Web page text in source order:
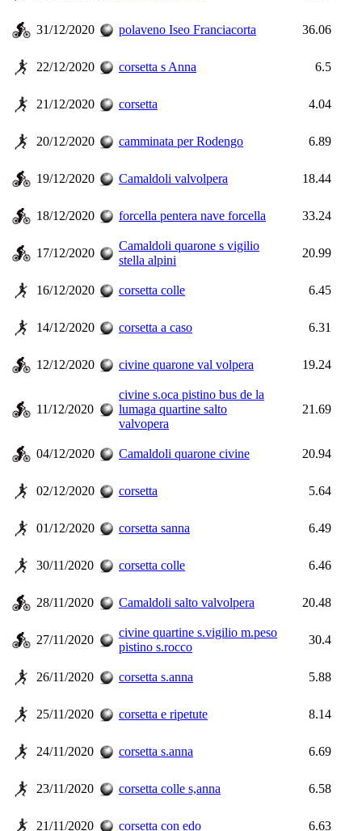
31/12/2020 polaveno Iseo Franciacorta 36.06
22/12/2020 corsetta s Anna 6.5
21/12/2020 corsetta 4.04
20/12/2020 camminata per Rodengo 6.89
19/12/2020 Camaldoli valvolpera 18.44
18/12/2020 forcella pentera nave forcella 33.24
17/12/2020
Camaldoli quarone s vigilio
stella alpini
20.99
16/12/2020 corsetta colle 6.45
14/12/2020 corsetta a caso 6.31
12/12/2020 civine quarone val volpera 19.24
11/12/2020
civine s.oca pistino bus de la
lumaga quartine salto
valvopera
21.69
04/12/2020 Camaldoli quarone civine 20.94
02/12/2020 corsetta 5.64
01/12/2020 corsetta sanna 6.49
30/11/2020 corsetta colle 6.46
28/11/2020 Camaldoli salto valvolpera 20.48
27/11/2020
civine quartine s.vigilio m.peso
pistino s.rocco
30.4
26/11/2020 corsetta s.anna 5.88
25/11/2020 corsetta e ripetute 8.14
24/11/2020 corsetta s.anna 6.69
23/11/2020 corsetta colle s,anna 6.58
21/11/2020 corsetta con edo 6.63